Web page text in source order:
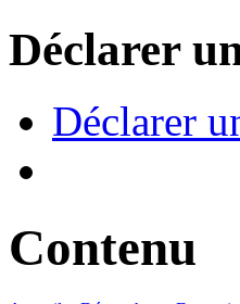
Déclarer
Déclarer
Contenu